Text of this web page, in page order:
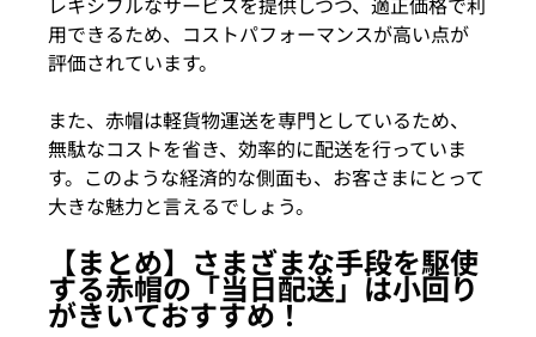
用できるため、コストパフォーマンスが高い点が
評価されています。
また、赤帽は軽貨物運送を専門としているため、
無駄なコストを省き、効率的に配送を行っていま
す。このような経済的な側面も、お客さまにとって
大きな魅力と言えるでしょう。
【まとめ】さまざまな手段を駆使
する赤帽の「当日配送」は小回り
がきいておすすめ！